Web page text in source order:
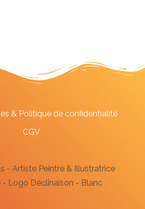
& Politique de confidentialité
CGV